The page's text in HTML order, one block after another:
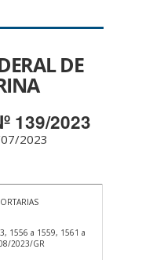
DE
139/2023
2023
1556 a 1559, 1561 a
2023/GR